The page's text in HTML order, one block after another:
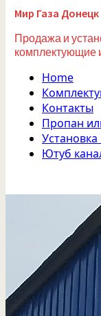
Мир Газа
Продажа и
комплектующие
Home
Контакты
Пропан
Ютуб